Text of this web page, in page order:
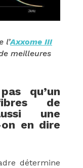
l’Axxome III
meilleures
qu’un
de
une
en dire
détermine